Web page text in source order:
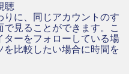
聴
りに、同じアカウントのす
見ることができます。こ
ターをフォローしている場
比較したい場合に時間を